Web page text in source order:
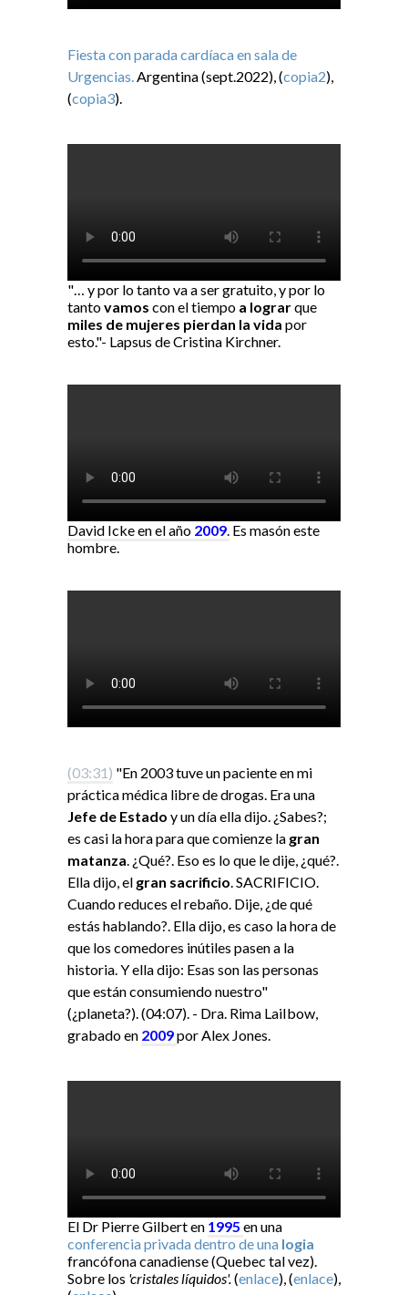
Fiesta con parada cardíaca en sala de
Urgencias.Argentina (sept.2022), (copia2),
(copia3).
"… y por lo tanto va a ser gratuito, y por lo
tantovamos con el tiempo a lograrque
miles de mujeres pierdan la vida por
esto."- Lapsus de Cristina Kirchner.
David Icke en el año 2009. Es masón este
hombre.
(03:31) "En 2003 tuve un paciente en mi
práctica médica libre de drogas. Era una
Jefe de Estado y un día ella dijo. ¿Sabes?;
es casi la hora para que comienze la gran
matanza. ¿Qué?. Eso es lo que le dije, ¿qué?.
Ella dijo, el gran sacrificio. SACRIFICIO.
Cuando reduces el rebaño. Dije, ¿de qué
estás hablando?. Ella dijo, es caso la hora de
que los comedores inútiles pasen a la
historia. Y ella dijo: Esas son las personas
que están consumiendo nuestro"
(¿planeta?). (04:07). - Dra. Rima LaiIbow,
grabado en 2009por Alex Jones.
El Dr Pierre Gilbert en 1995 en una
conferencia privada dentro de una logia
francófona canadiense (Quebec tal vez).
Sobre los 'cristales líquidos'.(enlace), (enlace),